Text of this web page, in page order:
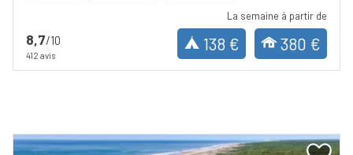
8,7/10
412 avis
La semaine à partir de
138 € 380 €